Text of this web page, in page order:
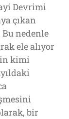
Devrimi
çıkan
nedenle
ele alıyor
kimi
bir